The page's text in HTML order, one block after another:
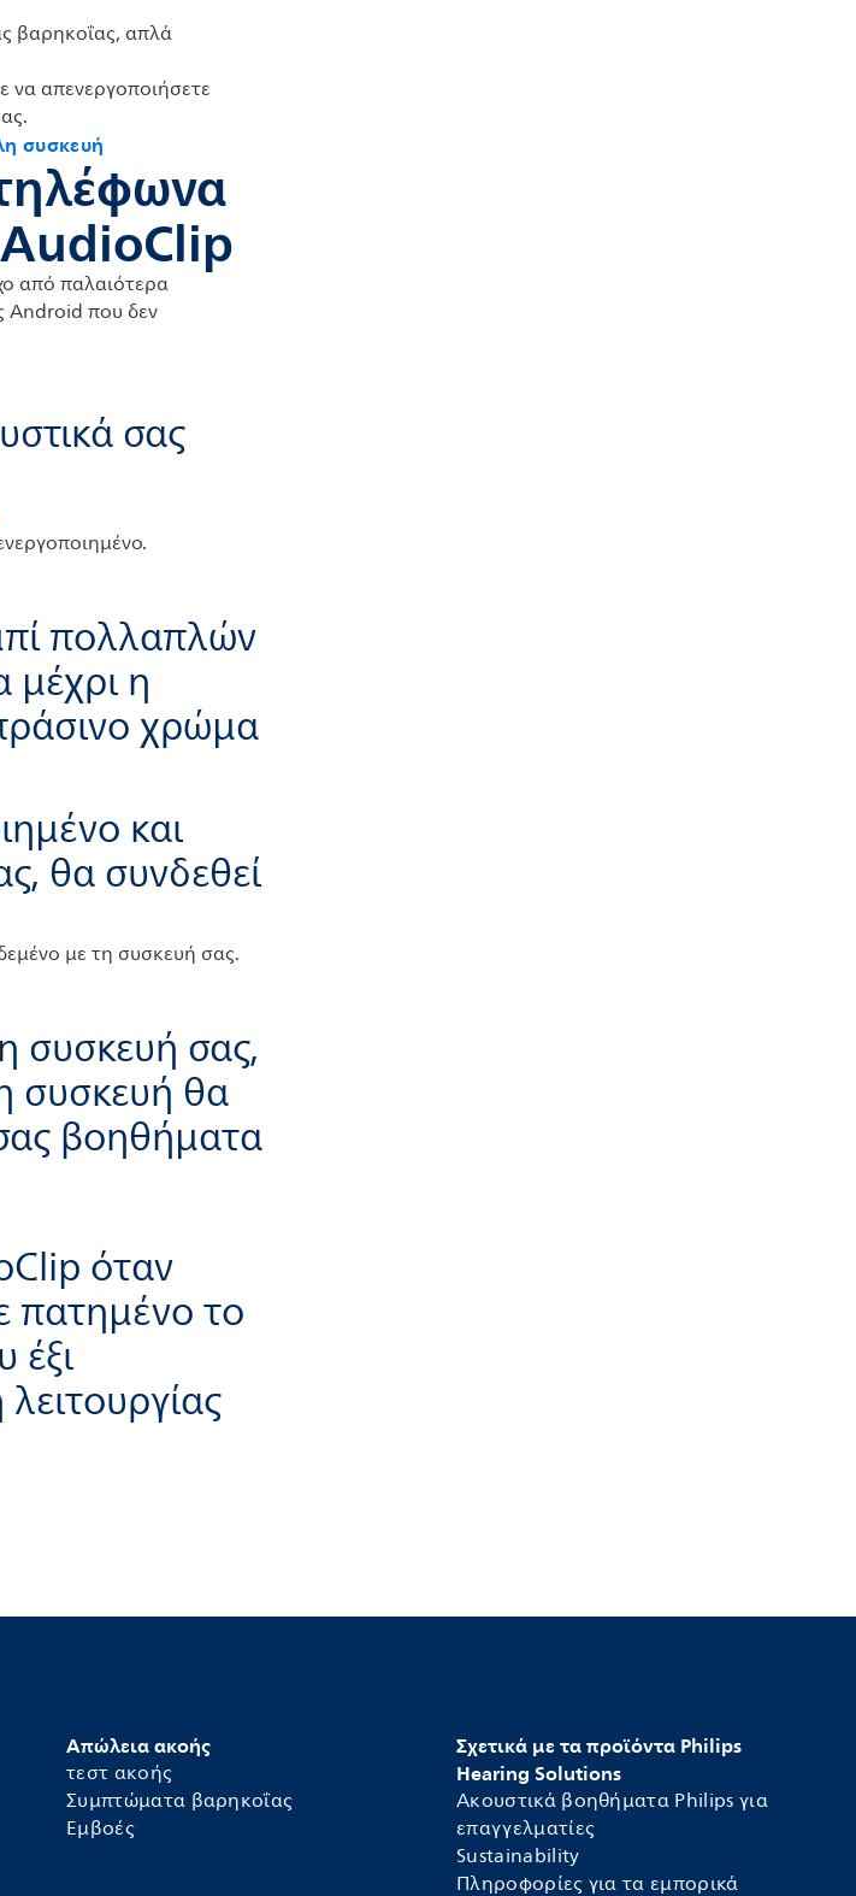
βαρηκοΐας, απλά
να απενεργοποιήσετε
συσκευή
από παλαιότερα
Android που δεν
σας
πολλαπλών
μέχρι η
χρώμα
και
θα συνδεθεί
με τη συσκευή σας.
συσκευή σας,
συσκευή θα
βοηθήματα
όταν
πατημένο το
Απώλεια ακοής
τεστ ακοής
Συμπτώματα βαρηκοΐας
Εμβοές
Σχετικά με τα προϊόντα Philips
Hearing Solutions
Ακουστικά βοηθήματα Philips για
επαγγελματίες
Sustainability
Πληροφορίες για τα εμπορικά